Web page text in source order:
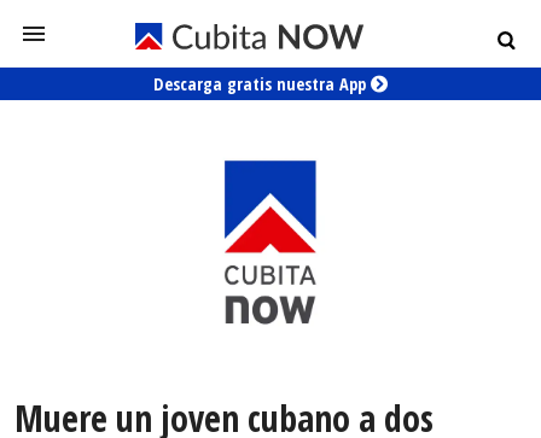
Descarga gratis nuestra App
Muere un joven cubano a dos